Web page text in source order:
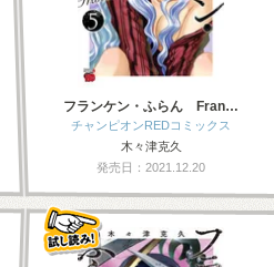
フランケン・ふらん Fran…
チャンピオンREDコミックス
木々津克久
発売日：2021.12.20